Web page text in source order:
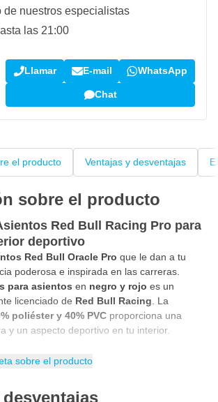
de nuestros especialistas
las 21:00
Llamar E-mail WhatsApp
Chat
el producto Ventajas y desventajas
sobre el producto
Red Bull Racing Pro para
deportivo
Red Bull Oracle Pro que le dan a tu
poderosa e inspirada en las carreras.
para asientos en negro y rojo es un
licenciado de Red Bull Racing. La
poliéster y 40% PVC proporciona una
y un aspecto deportivo en tu interior.
asientos universales con ajuste
para la mayoría de los autos.
sobre el producto